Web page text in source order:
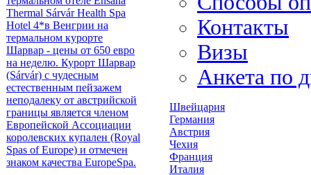
Thermal Sárvár Health Spa
Hotel 4*в Венгрии на
термальном курорте
Шарвар - цены от 650 евро
на неделю. Курорт Шарвар
(Sárvár) с чудесным
естественным пейзажем
неподалеку от австрийской
границы является членом
Европейской Ассоциации
королевских купален (Royal
Spas of Europe) и отмечен
знаком качества EuropeSpa.
Контакты
Визы
Анкета по
Швейцария
Германия
Австрия
Чехия
Франция
Италия